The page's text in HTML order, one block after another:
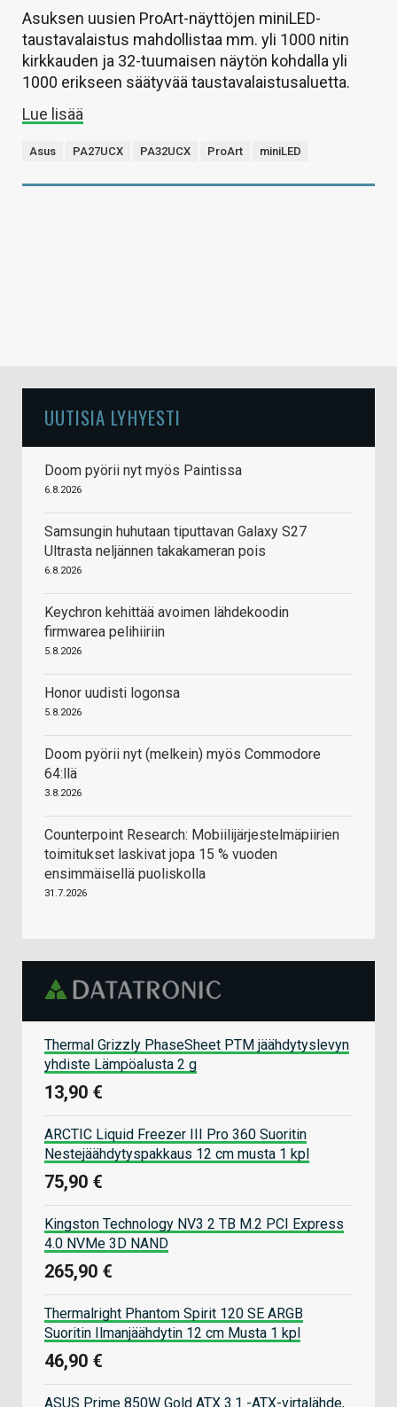
Asuksen uusien ProArt-näyttöjen miniLED-
taustavalaistus mahdollistaa mm. yli 1000 nitin
kirkkauden ja 32-tuumaisen näytön kohdalla yli
1000 erikseen säätyvää taustavalaistusaluetta.
Lue lisää
Asus PA27UCX PA32UCX ProArt miniLED
UUTISIA LYHYESTI
Doom pyörii nyt myös Paintissa
6.8.2026
Samsungin huhutaan tiputtavan Galaxy S27
Ultrasta neljännen takakameran pois
6.8.2026
Keychron kehittää avoimen lähdekoodin
firmwarea pelihiiriin
5.8.2026
Honor uudisti logonsa
5.8.2026
Doom pyörii nyt (melkein) myös Commodore
64:llä
3.8.2026
Counterpoint Research: Mobiilijärjestelmäpiirien
toimitukset laskivat jopa 15 % vuoden
ensimmäisellä puoliskolla
31.7.2026
Thermal Grizzly PhaseSheet PTM jäähdytyslevyn
yhdiste Lämpöalusta 2 g
13,90 €
ARCTIC Liquid Freezer III Pro 360 Suoritin
Nestejäähdytyspakkaus 12 cm musta 1 kpl
75,90 €
Kingston Technology NV3 2 TB M.2 PCI Express
4.0 NVMe 3D NAND
265,90 €
Thermalright Phantom Spirit 120 SE ARGB
Suoritin Ilmanjäähdytin 12 cm Musta 1 kpl
46,90 €
ASUS Prime 850W Gold ATX 3.1 -ATX-virtalähde,